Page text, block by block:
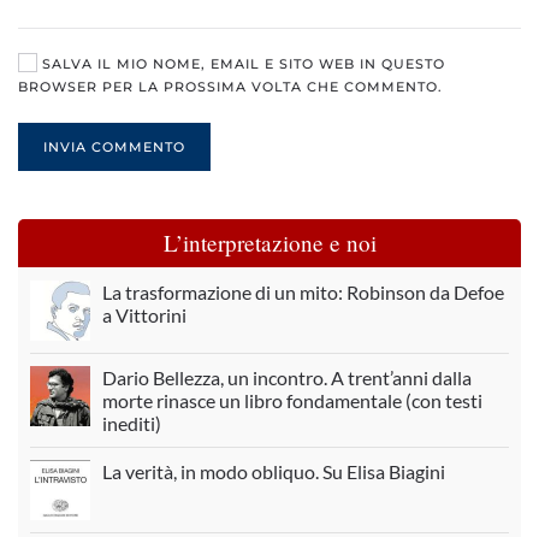
SALVA IL MIO NOME, EMAIL E SITO WEB IN QUESTO
BROWSER PER LA PROSSIMA VOLTA CHE COMMENTO.
INVIA COMMENTO
L’interpretazione e noi
La trasformazione di un mito: Robinson da Defoe
a Vittorini
Dario Bellezza, un incontro. A trent’anni dalla
morte rinasce un libro fondamentale (con testi
inediti)
La verità, in modo obliquo. Su Elisa Biagini